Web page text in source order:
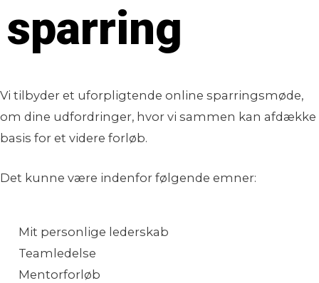
sparring
Vi tilbyder et uforpligtende online sparringsmøde,
om dine udfordringer, hvor vi sammen kan afdække
basis for et videre forløb.
Det kunne være indenfor følgende emner:
Mit personlige lederskab
Teamledelse
Mentorforløb